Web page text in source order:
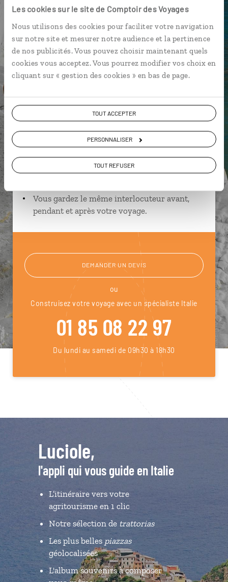
Les cookies sur le site de Comptoir des Voyages
Nous utilisons des cookies pour faciliter votre navigation
sur notre site et mesurer notre audience et la pertinence
de nos publicités. Vous pouvez choisir maintenant quels
cookies vous acceptez. Vous pourrez modifier vos choix en
cliquant sur « gestion des cookies » en bas de page.
TOUT ACCEPTER
PERSONNALISER
TOUT REFUSER
Jean,
spécialiste Italie
spécialistes
près de vos envies et de la réalité du pays.
Échangez en face à face ou depuis nos studios
connectés en agence, mais aussi par email ou
Vous gardez le même interlocuteur avant,
pendant et après votre voyage.
DEMANDER UN DEVIS
ou
Construisez votre voyage avec un spécialiste Italie
01 85 08 22 97
Du lundi au samedi de 09h30 à 18h30
Luciole,
l'appli qui vous guide en Italie
L’itinéraire vers votre
agritourisme en 1 clic
Notre sélection de trattorias
Les plus belles piazzas
géolocalisées
L'album souvenirs à composer